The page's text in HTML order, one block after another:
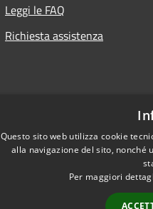
Leggi le FAQ
Richiesta assistenza
Questo sito web utilizza cookie
alla navigazione del sito, nonché
Per maggiori